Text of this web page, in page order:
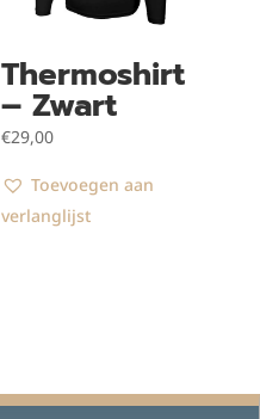
Thermoshirt
– Zwart
€29,00
Toevoegen aan
verlanglijst